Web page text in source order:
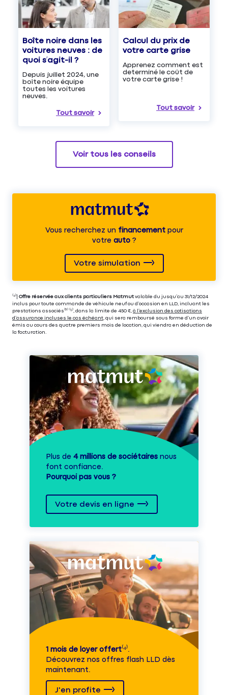
Boîte noire dans les
voitures neuves : de
quoi s’agit-il ?
Depuis juillet 2024, une
boîte noire équipe
toutes les voitures
neuves.
Tout savoir
Calcul du prix de
votre carte grise
Apprenez comment est
determiné le coût de
votre carte grise !
Tout savoir
Voir tous les conseils
Vous recherchez unfinancementpour
votre auto?
Votre simulation
⁽⁴⁾| Offre réservée aux clients particuliers Matmut valable du jusqu’au 31/12/2024
inclus pour toute commande de véhicule neuf ou d’occasion en LLD, incluant les
prestations associés⁽³⁾ ⁽⁵⁾, dans la limite de 450 €, à l’exclusion des cotisations
d’assurance incluses le cas échéant , qui sera remboursé sous forme d’un avoir
émis au cours des quatre premiers mois de location, qui viendra en déduction de
la facturation.
Plus de 4 millions de sociétaires nous
font confiance.
Pourquoi pas vous ?
Votre devis en ligne
1 mois de loyer offert⁽⁴⁾.
Découvrez nos offres flash LLD dès
maintenant.
J'en profite